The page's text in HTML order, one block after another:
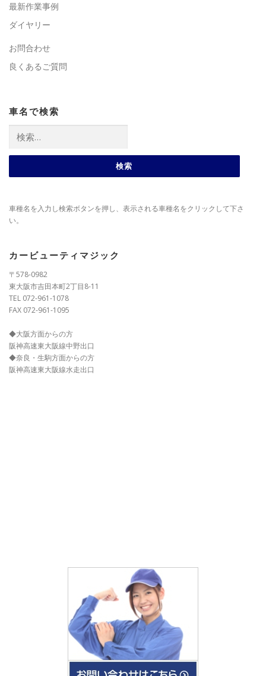
最新作業事例
ダイヤリー
お問合わせ
良くあるご質問
車名で検索
索:
車種名を入力し検索ボタンを押し、表示される車種名をクリックして下さ
い。
カービューティマジック
〒578-0982
東大阪市吉田本町2丁目8-11
TEL 072-961-1078
FAX 072-961-1095
◆大阪方面からの方
阪神高速東大阪線中野出口
◆奈良・生駒方面からの方
阪神高速東大阪線水走出口